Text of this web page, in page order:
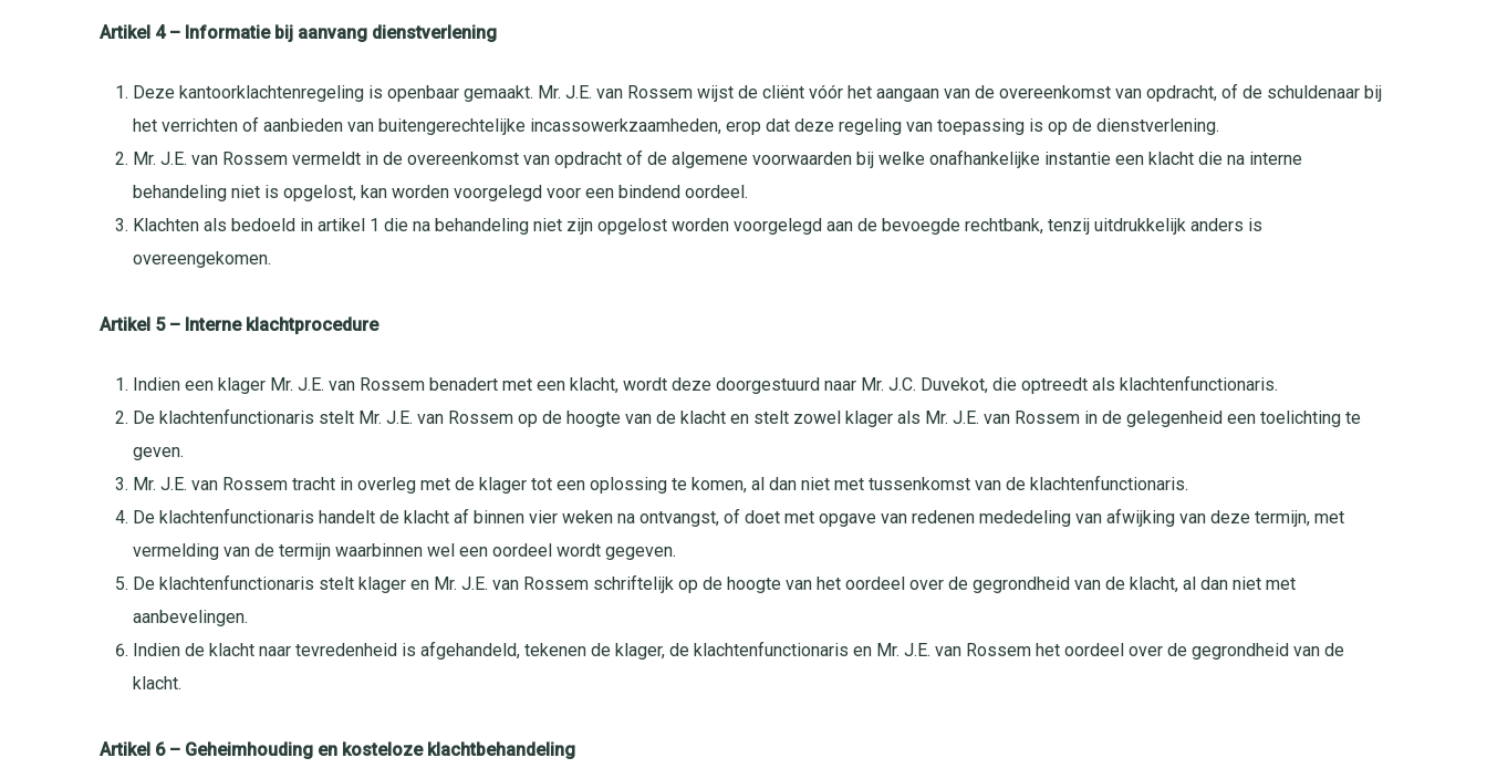
Artikel 4 – Informatie bij aanvang dienstverlening
Deze kantoorklachtenregeling is openbaar gemaakt. Mr. J.E. van Rossem wijst de cliënt vóór het aangaan van de overeenkomst van opdracht, of de schuldenaar bij
het verrichten of aanbieden van buitengerechtelijke incassowerkzaamheden, erop dat deze regeling van toepassing is op de dienstverlening.
Mr. J.E. van Rossem vermeldt in de overeenkomst van opdracht of de algemene voorwaarden bij welke onafhankelijke instantie een klacht die na interne
behandeling niet is opgelost, kan worden voorgelegd voor een bindend oordeel.
Klachten als bedoeld in artikel 1 die na behandeling niet zijn opgelost worden voorgelegd aan de bevoegde rechtbank, tenzij uitdrukkelijk anders is
overeengekomen.
Artikel 5 – Interne klachtprocedure
Indien een klager Mr. J.E. van Rossem benadert met een klacht, wordt deze doorgestuurd naar Mr. J.C. Duvekot, die optreedt als klachtenfunctionaris.
De klachtenfunctionaris stelt Mr. J.E. van Rossem op de hoogte van de klacht en stelt zowel klager als Mr. J.E. van Rossem in de gelegenheid een toelichting te
geven.
Mr. J.E. van Rossem tracht in overleg met de klager tot een oplossing te komen, al dan niet met tussenkomst van de klachtenfunctionaris.
De klachtenfunctionaris handelt de klacht af binnen vier weken na ontvangst, of doet met opgave van redenen mededeling van afwijking van deze termijn, met
vermelding van de termijn waarbinnen wel een oordeel wordt gegeven.
De klachtenfunctionaris stelt klager en Mr. J.E. van Rossem schriftelijk op de hoogte van het oordeel over de gegrondheid van de klacht, al dan niet met
aanbevelingen.
Indien de klacht naar tevredenheid is afgehandeld, tekenen de klager, de klachtenfunctionaris en Mr. J.E. van Rossem het oordeel over de gegrondheid van de
klacht.
Artikel 6 – Geheimhouding en kosteloze klachtbehandeling